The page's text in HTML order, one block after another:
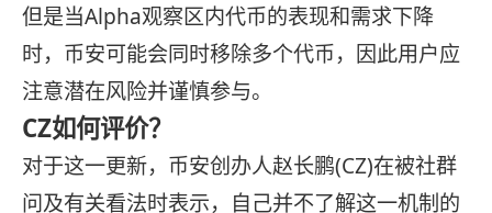
但是当Alpha观察区内代币的表现和需求下降
时，币安可能会同时移除多个代币，因此用户应
注意潜在风险并谨慎参与。
CZ如何评价？
对于这一更新，币安创办人赵长鹏(CZ)在被社群
问及有关看法时表示，自己并不了解这一机制的